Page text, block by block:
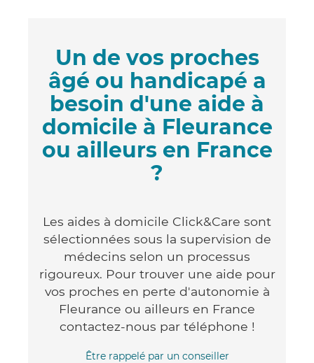
Un de vos proches
âgé ou handicapé a
besoin d'une aide à
domicile à Fleurance
ou ailleurs en France
?
Les aides à domicile Click&Care sont
sélectionnées sous la supervision de
médecins selon un processus
rigoureux. Pour trouver une aide pour
vos proches en perte d'autonomie à
Fleurance ou ailleurs en France
contactez-nous par téléphone !
Être rappelé par un conseiller